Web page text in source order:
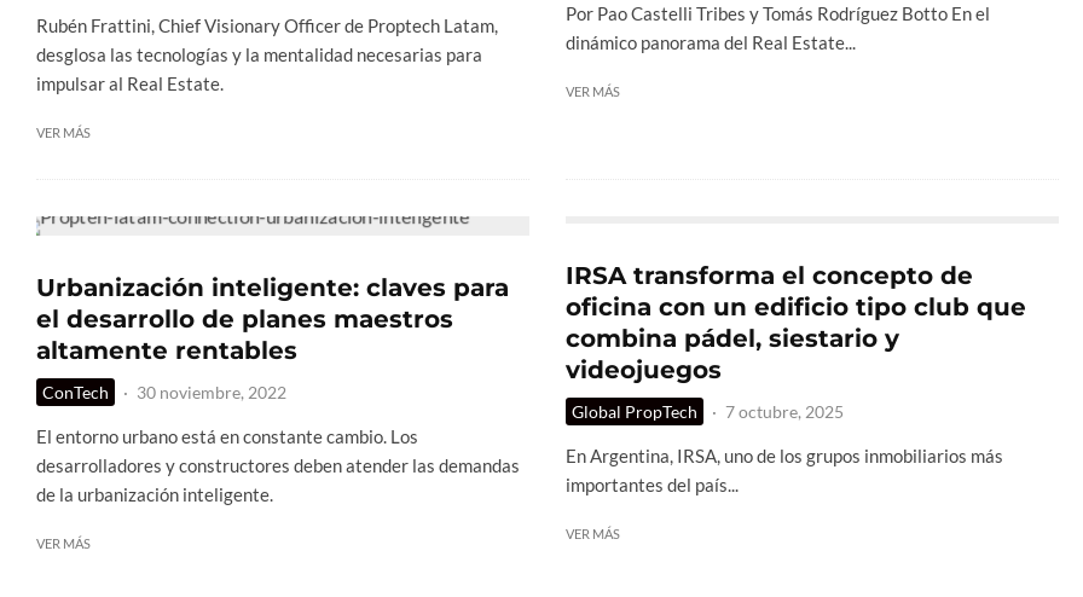
Rubén Frattini, Chief Visionary Officer de Proptech Latam,
desglosa las tecnologías y la mentalidad necesarias para
impulsar al Real Estate.
VER MÁS
Por Pao Castelli Tribes y Tomás Rodríguez Botto En el
dinámico panorama del Real Estate...
VER MÁS
Urbanización inteligente: claves para
el desarrollo de planes maestros
altamente rentables
ConTech · 30 noviembre, 2022
El entorno urbano está en constante cambio. Los
desarrolladores y constructores deben atender las demandas
de la urbanización inteligente.
VER MÁS
IRSA transforma el concepto de
oficina con un edificio tipo club que
combina pádel, siestario y
videojuegos
Global PropTech · 7 octubre, 2025
En Argentina, IRSA, uno de los grupos inmobiliarios más
importantes del país...
VER MÁS